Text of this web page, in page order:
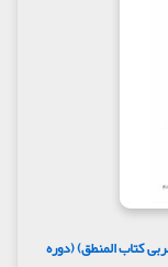
کتاب المنطق) (دوره